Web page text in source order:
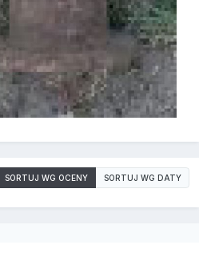
SORTUJ WG OCENY SORTUJ WG DATY